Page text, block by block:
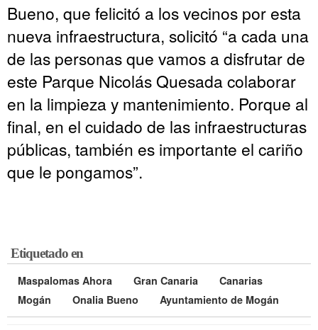
Bueno, que felicitó a los vecinos por esta
nueva infraestructura, solicitó “a cada una
de las personas que vamos a disfrutar de
este Parque Nicolás Quesada colaborar
en la limpieza y mantenimiento. Porque al
final, en el cuidado de las infraestructuras
públicas, también es importante el cariño
que le pongamos”.
Etiquetado en
Maspalomas Ahora Gran Canaria
Canarias
Mogán
Onalia Bueno Ayuntamiento de Mogán